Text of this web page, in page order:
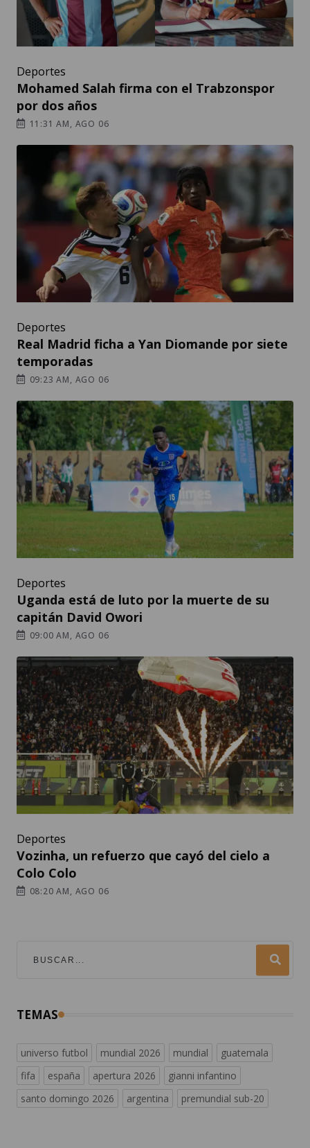
Deportes
Mohamed Salah firma con el Trabzonspor
por dos años
11:31 AM, AGO 06
Deportes
Real Madrid ficha a Yan Diomande por siete
temporadas
09:23 AM, AGO 06
Deportes
Uganda está de luto por la muerte de su
capitán David Owori
09:00 AM, AGO 06
Deportes
Vozinha, un refuerzo que cayó del cielo a
Colo Colo
08:20 AM, AGO 06
TEMAS
universo futbol mundial 2026 mundial
guatemala
fifa
españa apertura 2026
gianni infantino
santo domingo 2026
argentina premundial sub-20